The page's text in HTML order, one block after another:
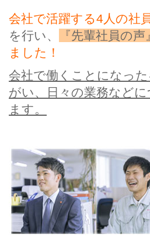
会社で活躍する4人の社
を行い、
『先輩社員の声
ました！
会社で働くことになっ
がい、日々の業務など
ます。